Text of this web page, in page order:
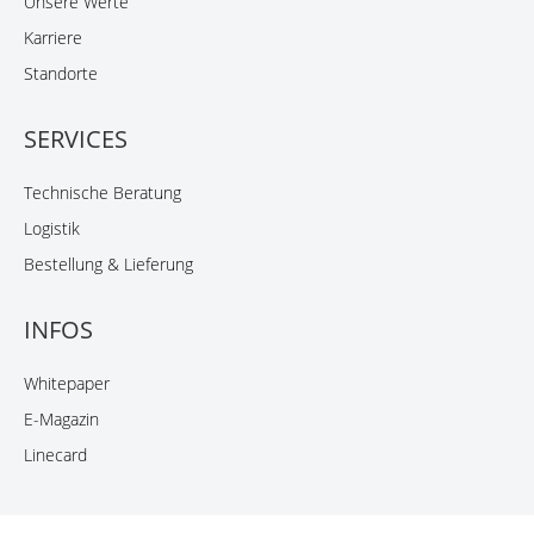
Karriere
Standorte
SERVICES
Technische Beratung
Logistik
Bestellung & Lieferung
INFOS
Whitepaper
E-Magazin
Linecard